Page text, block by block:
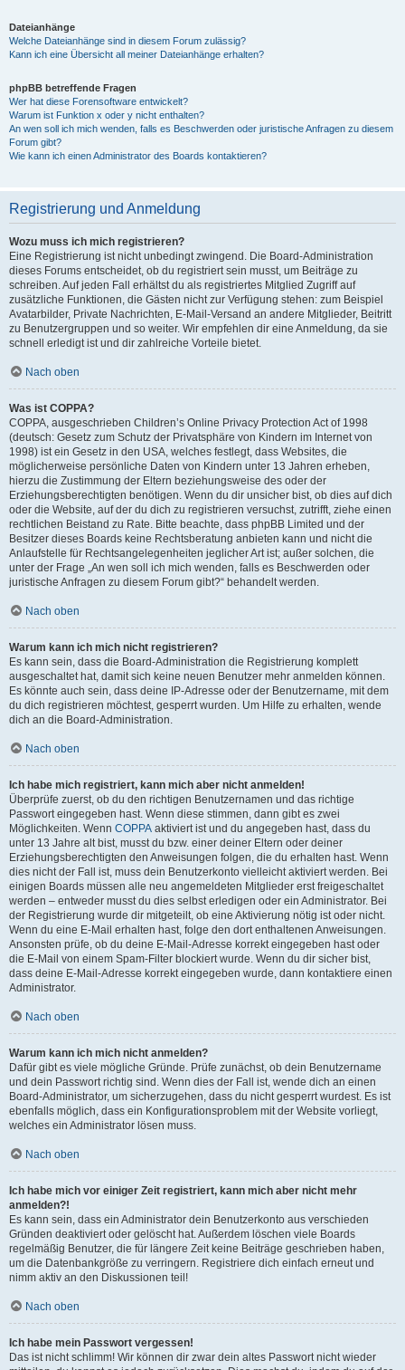
Dateianhänge
Welche Dateianhänge sind in diesem Forum zulässig?
Kann ich eine Übersicht all meiner Dateianhänge erhalten?
phpBB betreffende Fragen
Wer hat diese Forensoftware entwickelt?
Warum ist Funktion x oder y nicht enthalten?
An wen soll ich mich wenden, falls es Beschwerden oder juristische Anfragen zu diesem
Forum gibt?
Wie kann ich einen Administrator des Boards kontaktieren?
Registrierung und Anmeldung
Wozu muss ich mich registrieren?
Eine Registrierung ist nicht unbedingt zwingend. Die Board-Administration
dieses Forums entscheidet, ob du registriert sein musst, um Beiträge zu
schreiben. Auf jeden Fall erhältst du als registriertes Mitglied Zugriff auf
zusätzliche Funktionen, die Gästen nicht zur Verfügung stehen: zum Beispiel
Avatarbilder, Private Nachrichten, E-Mail-Versand an andere Mitglieder, Beitritt
zu Benutzergruppen und so weiter. Wir empfehlen dir eine Anmeldung, da sie
schnell erledigt ist und dir zahlreiche Vorteile bietet.
Nach oben
Was ist COPPA?
COPPA, ausgeschrieben Children’s Online Privacy Protection Act of 1998
(deutsch: Gesetz zum Schutz der Privatsphäre von Kindern im Internet von
1998) ist ein Gesetz in den USA, welches festlegt, dass Websites, die
möglicherweise persönliche Daten von Kindern unter 13 Jahren erheben,
hierzu die Zustimmung der Eltern beziehungsweise des oder der
Erziehungsberechtigten benötigen. Wenn du dir unsicher bist, ob dies auf dich
oder die Website, auf der du dich zu registrieren versuchst, zutrifft, ziehe einen
rechtlichen Beistand zu Rate. Bitte beachte, dass phpBB Limited und der
Besitzer dieses Boards keine Rechtsberatung anbieten kann und nicht die
Anlaufstelle für Rechtsangelegenheiten jeglicher Art ist; außer solchen, die
unter der Frage „An wen soll ich mich wenden, falls es Beschwerden oder
juristische Anfragen zu diesem Forum gibt?“ behandelt werden.
Nach oben
Warum kann ich mich nicht registrieren?
Es kann sein, dass die Board-Administration die Registrierung komplett
ausgeschaltet hat, damit sich keine neuen Benutzer mehr anmelden können.
Es könnte auch sein, dass deine IP-Adresse oder der Benutzername, mit dem
du dich registrieren möchtest, gesperrt wurden. Um Hilfe zu erhalten, wende
dich an die Board-Administration.
Nach oben
Ich habe mich registriert, kann mich aber nicht anmelden!
Überprüfe zuerst, ob du den richtigen Benutzernamen und das richtige
Passwort eingegeben hast. Wenn diese stimmen, dann gibt es zwei
Möglichkeiten. Wenn COPPA aktiviert ist und du angegeben hast, dass du
unter 13 Jahre alt bist, musst du bzw. einer deiner Eltern oder deiner
Erziehungsberechtigten den Anweisungen folgen, die du erhalten hast. Wenn
dies nicht der Fall ist, muss dein Benutzerkonto vielleicht aktiviert werden. Bei
einigen Boards müssen alle neu angemeldeten Mitglieder erst freigeschaltet
werden – entweder musst du dies selbst erledigen oder ein Administrator. Bei
der Registrierung wurde dir mitgeteilt, ob eine Aktivierung nötig ist oder nicht.
Wenn du eine E-Mail erhalten hast, folge den dort enthaltenen Anweisungen.
Ansonsten prüfe, ob du deine E-Mail-Adresse korrekt eingegeben hast oder
die E-Mail von einem Spam-Filter blockiert wurde. Wenn du dir sicher bist,
dass deine E-Mail-Adresse korrekt eingegeben wurde, dann kontaktiere einen
Administrator.
Nach oben
Warum kann ich mich nicht anmelden?
Dafür gibt es viele mögliche Gründe. Prüfe zunächst, ob dein Benutzername
und dein Passwort richtig sind. Wenn dies der Fall ist, wende dich an einen
Board-Administrator, um sicherzugehen, dass du nicht gesperrt wurdest. Es ist
ebenfalls möglich, dass ein Konfigurationsproblem mit der Website vorliegt,
welches ein Administrator lösen muss.
Nach oben
Ich habe mich vor einiger Zeit registriert, kann mich aber nicht mehr
anmelden?!
Es kann sein, dass ein Administrator dein Benutzerkonto aus verschieden
Gründen deaktiviert oder gelöscht hat. Außerdem löschen viele Boards
regelmäßig Benutzer, die für längere Zeit keine Beiträge geschrieben haben,
um die Datenbankgröße zu verringern. Registriere dich einfach erneut und
nimm aktiv an den Diskussionen teil!
Nach oben
Ich habe mein Passwort vergessen!
Das ist nicht schlimm! Wir können dir zwar dein altes Passwort nicht wieder